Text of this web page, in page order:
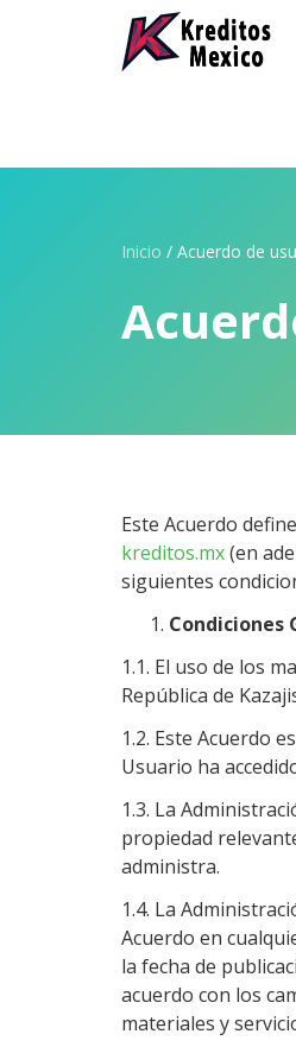
Inicio / Acuerdo de
Este Acuerdo
kreditos.mx(en
siguientes
Condiciones
1.1. El uso de los
República de
1.2. Este Acuerdo
Usuario ha
1.3. La
propiedad
administra.
1.4. La
Acuerdo en
la fecha de
acuerdo con los
materiales y